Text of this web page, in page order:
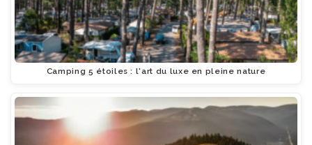
Camping 5 étoiles : l'art du luxe en pleine nature